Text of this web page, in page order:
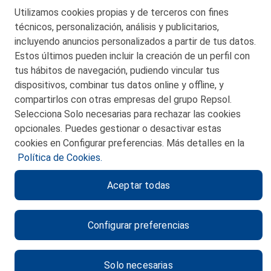
© 2026 Petronor S.A.
CONTACTO
MAPA WEB
POLITICA DE PRIVACIDAD
POLITICA DE COOKIES
CANAL DE ÉTICA
Utilizamos cookies propias y de terceros con fines
técnicos, personalización, análisis y publicitarios,
incluyendo anuncios personalizados a partir de tus datos.
Estos últimos pueden incluir la creación de un perfil con
tus hábitos de navegación, pudiendo vincular tus
dispositivos, combinar tus datos online y offline, y
compartirlos con otras empresas del grupo Repsol.
Selecciona Solo necesarias para rechazar las cookies
opcionales. Puedes gestionar o desactivar estas
cookies en Configurar preferencias. Más detalles en la
Política de Cookies.
Configurar preferencias
Solo necesarias
Aceptar todas